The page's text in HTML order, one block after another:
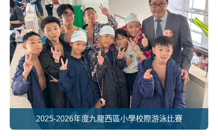
2025-2026年度九龍西區小學校際游泳比賽